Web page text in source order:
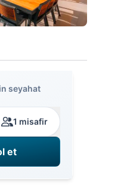
seyahat
1 misafir
et